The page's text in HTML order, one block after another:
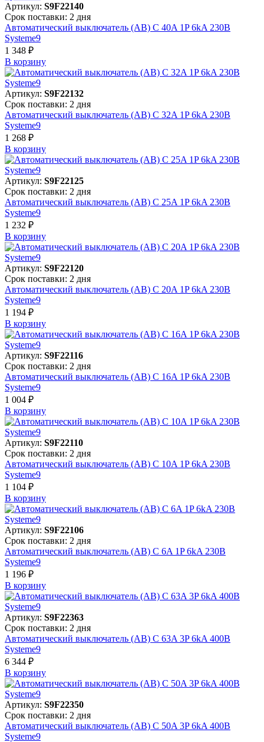
Артикул: S9F22140
Срок поставки: 2 дня
Автоматический выключатель (АВ) C 40A 1P 6kA 230В
Systeme9
1 348 ₽
В корзинy
Артикул: S9F22132
Срок поставки: 2 дня
Автоматический выключатель (АВ) C 32A 1P 6kA 230В
Systeme9
1 268 ₽
В корзинy
Артикул: S9F22125
Срок поставки: 2 дня
Автоматический выключатель (АВ) C 25A 1P 6kA 230В
Systeme9
1 232 ₽
В корзинy
Артикул: S9F22120
Срок поставки: 2 дня
Автоматический выключатель (АВ) C 20A 1P 6kA 230В
Systeme9
1 194 ₽
В корзинy
Артикул: S9F22116
Срок поставки: 2 дня
Автоматический выключатель (АВ) C 16A 1P 6kA 230В
Systeme9
1 004 ₽
В корзинy
Артикул: S9F22110
Срок поставки: 2 дня
Автоматический выключатель (АВ) C 10A 1P 6kA 230В
Systeme9
1 104 ₽
В корзинy
Артикул: S9F22106
Срок поставки: 2 дня
Автоматический выключатель (АВ) C 6A 1P 6kA 230В
Systeme9
1 196 ₽
В корзинy
Артикул: S9F22363
Срок поставки: 2 дня
Автоматический выключатель (АВ) C 63A 3P 6kA 400В
Systeme9
6 344 ₽
В корзинy
Артикул: S9F22350
Срок поставки: 2 дня
Автоматический выключатель (АВ) C 50A 3P 6kA 400В
Systeme9